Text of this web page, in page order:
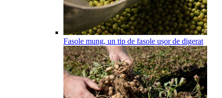
Fasole mung, un tip de fasole ușor de digerat